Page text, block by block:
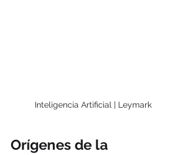
Inteligencia Artificial | Leymark
Orígenes de la